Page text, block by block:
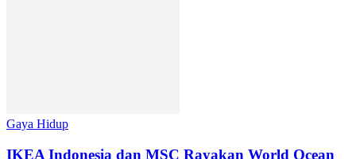
Gaya Hidup
IKEA Indonesia dan MSC Rayakan World Ocean